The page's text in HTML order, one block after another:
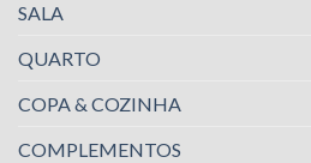
SALA
QUARTO
COPA & COZINHA
COMPLEMENTOS